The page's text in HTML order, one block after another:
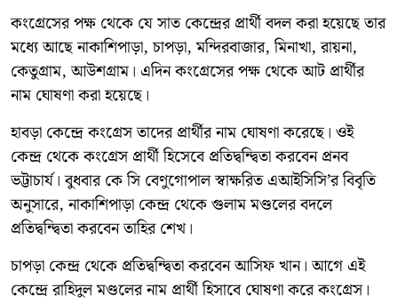
কংগ্রেসের পক্ষ থেকে যে সাত কেন্দ্রের প্রার্থী বদল করা হয়েছে তার
মধ্যে আছে নাকাশিপাড়া, চাপড়া, মন্দিরবাজার, মিনাখা, রায়না,
কেতুগ্রাম, আউশগ্রাম। এদিন কংগ্রেসের পক্ষ থেকে আট প্রার্থীর
নাম ঘোষণা করা হয়েছে।
হাবড়া কেন্দ্রে কংগ্রেস তাদের প্রার্থীর নাম ঘোষণা করেছে। ওই
কেন্দ্র থেকে কংগ্রেস প্রার্থী হিসেবে প্রতিদ্বন্দ্বিতা করবেন প্রনব
ভট্টাচার্য। বুধবার কে সি বেণুগোপাল স্বাক্ষরিত এআইসিসি’র বিবৃতি
অনুসারে, নাকাশিপাড়া কেন্দ্র থেকে গুলাম মণ্ডলের বদলে
প্রতিদ্বন্দ্বিতা করবেন তাহির শেখ।
চাপড়া কেন্দ্র থেকে প্রতিদ্বন্দ্বিতা করবেন আসিফ খান। আগে এই
কেন্দ্রে রাহিদুল মণ্ডলের নাম প্রার্থী হিসাবে ঘোষণা করে কংগ্রেস।